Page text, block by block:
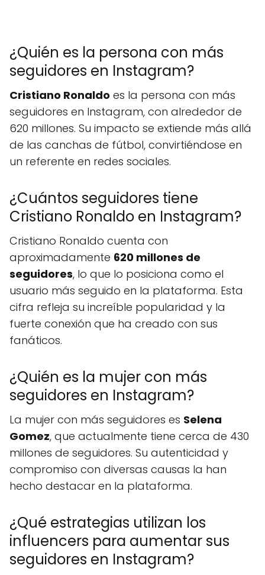
¿Quién es la persona con más
seguidores en Instagram?
Cristiano Ronaldo es la persona con más
seguidores en Instagram, con alrededor de
620 millones. Su impacto se extiende más allá
de las canchas de fútbol, convirtiéndose en
un referente en redes sociales.
¿Cuántos seguidores tiene
Cristiano Ronaldo en Instagram?
Cristiano Ronaldo cuenta con
aproximadamente 620 millones de
seguidores, lo que lo posiciona como el
usuario más seguido en la plataforma. Esta
cifra refleja su increíble popularidad y la
fuerte conexión que ha creado con sus
fanáticos.
¿Quién es la mujer con más
seguidores en Instagram?
La mujer con más seguidores es Selena
Gomez, que actualmente tiene cerca de 430
millones de seguidores. Su autenticidad y
compromiso con diversas causas la han
hecho destacar en la plataforma.
¿Qué estrategias utilizan los
influencers para aumentar sus
seguidores en Instagram?